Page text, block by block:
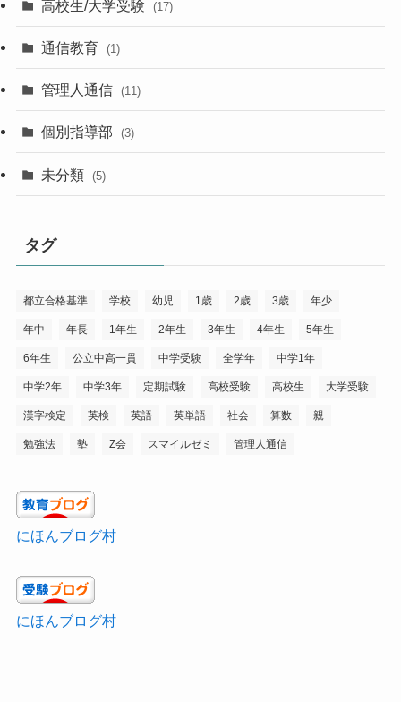
高校生/大学受験 (17)
通信教育 (1)
管理人通信 (11)
個別指導部 (3)
未分類 (5)
タグ
都立合格基準 学校 幼児 1歳 2歳 3歳 年少
年中 年長 1年生 2年生 3年生 4年生 5年生
6年生 公立中高一貫 中学受験 全学年 中学1年
中学2年 中学3年 定期試験 高校受験 高校生 大学受験
漢字検定 英検 英語 英単語 社会 算数 親
勉強法 塾 Z会 スマイルゼミ 管理人通信
にほんブログ村
にほんブログ村